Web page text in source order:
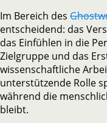
Im Bereich des
entscheidend: das
das Einfühlen in die
Zielgruppe und das
wissenschaftliche
unterstützende Rolle
während die
bleibt.